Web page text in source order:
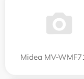
Midea MV-